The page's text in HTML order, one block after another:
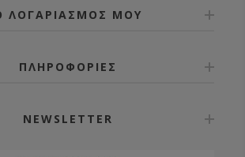
ΛΟΓΑΡΙΑΣΜΟΣ ΜΟΥ
ΠΛΗΡΟΦΟΡΙΕΣ
NEWSLETTER